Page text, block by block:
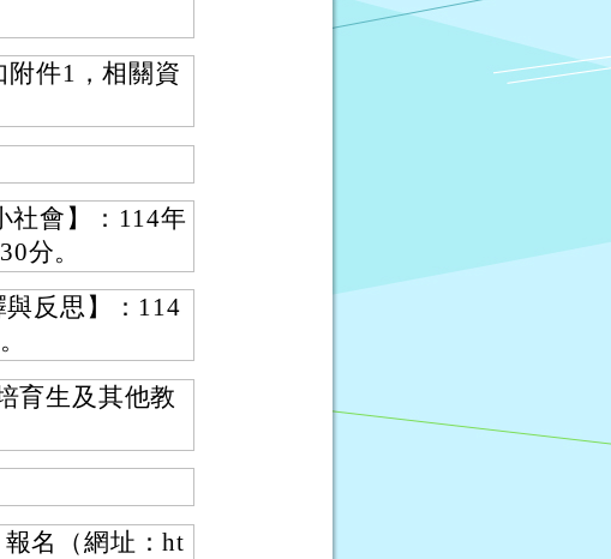
附件1，相關資
社會】：114年
分。
與反思】：114
育生及其他教
名（網址：ht